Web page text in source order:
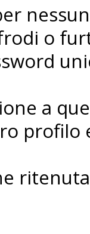
o
a